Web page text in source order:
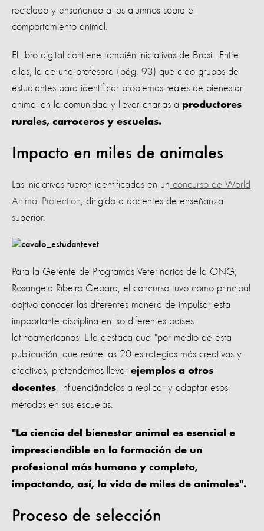
reciclado y enseñando a los alumnos sobre el
comportamiento animal.
El libro digital contiene también iniciativas de Brasil. Entre
ellas, la de una profesora (pág. 93) que creo grupos de
estudiantes para identificar problemas reales de bienestar
animal en la comunidad y llevar charlas a productores
rurales, carroceros y escuelas.
Impacto en miles de animales
Las iniciativas fueron identificadas en un concurso de World
Animal Protection , dirigido a docentes de enseñanza
superior.
Para la Gerente de Programas Veterinarios de la ONG,
Rosangela Ribeiro Gebara, el concurso tuvo como principal
objtivo conocer las diferentes manera de impulsar esta
impoortante disciplina en lso diferentes países
latinoamericanos. Ella destaca que "por medio de esta
publicación, que reúne las 20 estrategias más creativas y
efectivas, pretendemos llevar ejemplos a otros
docentes , influenciándolos a replicar y adaptar esos
métodos en sus escuelas.
"La ciencia del bienestar animal es esencial e
impresciendible en la formación de un
profesional más humano y completo,
impactando, así, la vida de miles de animales".
Proceso de selección